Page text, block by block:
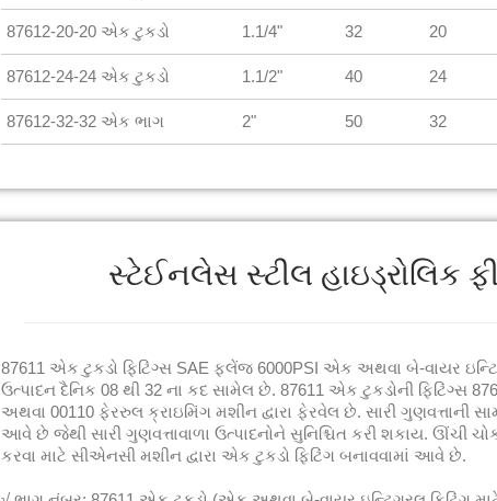
87612-20-20 એક ટુકડો 1.1/4" 32 20
87612-24-24 એક ટુકડો 1.1/2" 40 24
87612-32-32 એક ભાગ 2" 50 32
સ્ટેઈનલેસ સ્ટીલ હાઇડ્રોલિક
87611 એક ટુકડો ફિટિંગ્સ SAE ફ્લેંજ 6000PSI એક અથવા બે-વાયર
ઉત્પાદન દૈનિક 08 થી 32 ના કદ સામેલ છે. 87611 એક ટુકડોની ફિટિંગ્સ
અથવા 00110 ફેરરુલ ક્રાઇમિંગ મશીન દ્વારા ફેરવેલ છે. સારી ગુણવત્તાની
આવે છે જેથી સારી ગુણવત્તાવાળા ઉત્પાદનોને સુનિશ્ચિત કરી શકાય. ઊંચી
કરવા માટે સીએનસી મશીન દ્વારા એક ટુકડો ફિટિંગ બનાવવામાં આવે છે.